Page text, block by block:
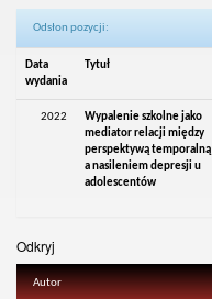
Odsłon pozycji:
Data
wydania
Tytuł
2022
Wypalenie szkolne jako
mediator relacji między
perspektywą temporalną
a nasileniem depresji u
adolescentów
Odkryj
Autor